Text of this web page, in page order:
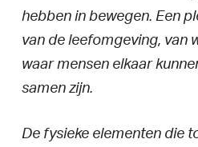
hebben in bewegen. Een
van de leefomgeving, van
waar mensen elkaar
samen zijn.
De fysieke elementen die